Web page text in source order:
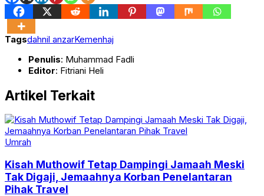
Tagsdahnil anzarKemenhaj
Penulis: Muhammad Fadli
Editor: Fitriani Heli
Artikel Terkait
Umrah
Kisah Muthowif Tetap Dampingi Jamaah Meski
Tak Digaji, Jemaahnya Korban Penelantaran
Pihak Travel